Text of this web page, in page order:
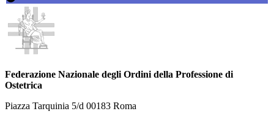
Federazione Nazionale degli Ordini della Professione di
Ostetrica
Piazza Tarquinia 5/d 00183 Roma